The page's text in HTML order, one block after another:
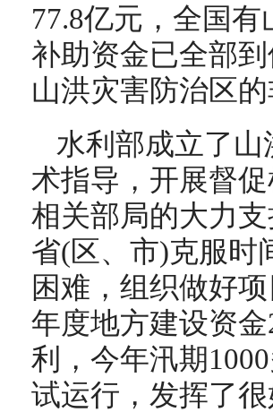
77.8亿元，全国
补助资金已全部
山洪灾害防治区
水利部成立了
术指导，开展督
相关部局的大力
省(区、市)克服时
困难，组织做好
年度地方建设资
利，今年汛期
试运行，发挥了